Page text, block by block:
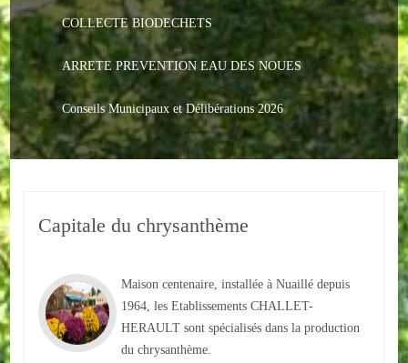
Nouveaux arrivants
Le PACS
Voter
Bientôt 16 ans
Urbanisme
Santé
Social
COLLECTE BIODECHETS
ARRETE PREVENTION EAU DES NOUES
Conseils Municipaux et Délibérations 2026
Capitale du chrysanthème
Maison centenaire, installée à Nuaillé depuis
1964, les Etablissements CHALLET-
HERAULT sont spécialisés dans la production
du chrysanthème.